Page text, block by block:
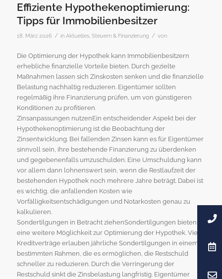
Effiziente Hypothekenoptimierung:
Tipps für Immobilienbesitzer
18. März 2026 / in Aktuelles, Steuern & Finanzierung / von
Die Optimierung der Hypothek kann Immobilienbesitzern
erhebliche finanzielle Vorteile bieten. Durch gezielte
Maßnahmen lassen sich Zinskosten senken und die finanzielle
Belastung nachhaltig reduzieren. Eigentümer sollten
regelmäßig ihre Finanzierung prüfen, um von günstigeren
Konditionen zu profitieren.
Zinsanpassungen nutzenEin entscheidender Aspekt bei der
Hypothekenoptimierung ist die Beobachtung der
Zinsentwicklung. Bei fallenden Zinsen kann es für Eigentümer
sinnvoll sein, ihre bestehende Finanzierung zu überdenken
und gegebenenfalls umzuschulden. Eine Umschuldung kann
vor allem dann lohnenswert sein, wenn die Restlaufzeit der
bestehenden Hypothek noch mehrere Jahre beträgt. Dabei ist
es wichtig, die anfallenden Kosten wie
Vorfälligkeitsentschädigungen und Notarkosten genau zu
kalkulieren.
Sondertilgungen in Betracht ziehenSondertilgungen bieten
eine weitere Möglichkeit zur Optimierung der Hypothek. Viele
Kreditverträge erlauben jährliche Sondertilgungen in einem
bestimmten Rahmen, die es ermöglichen, die Restschuld
schneller zu reduzieren. Durch die Verringerung der
Restschuld sinkt die Zinsbelastung langfristig. Eigentümer